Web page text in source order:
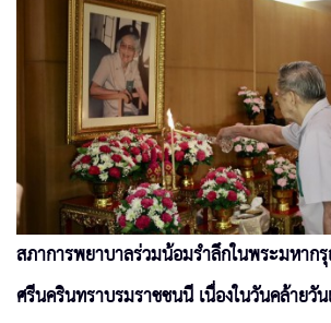
สภาการพยาบาลร่วมน้อมรำลึกในพระมหา
ศรีนครินทราบรมราชชนนี เนื่องในวันคล้ายวั